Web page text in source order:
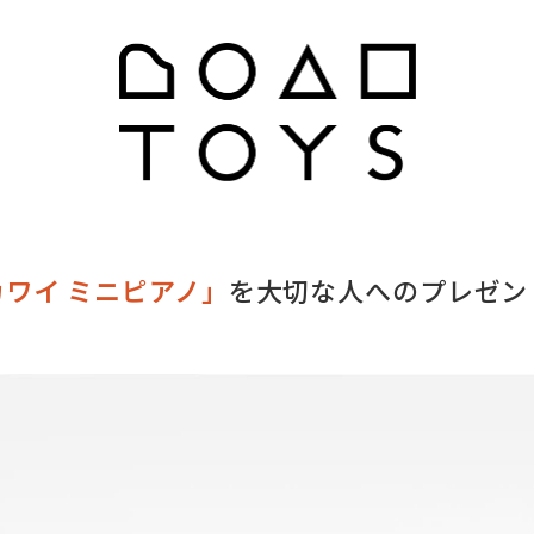
イ ミニピアノ」 を大切な人へのプレゼ